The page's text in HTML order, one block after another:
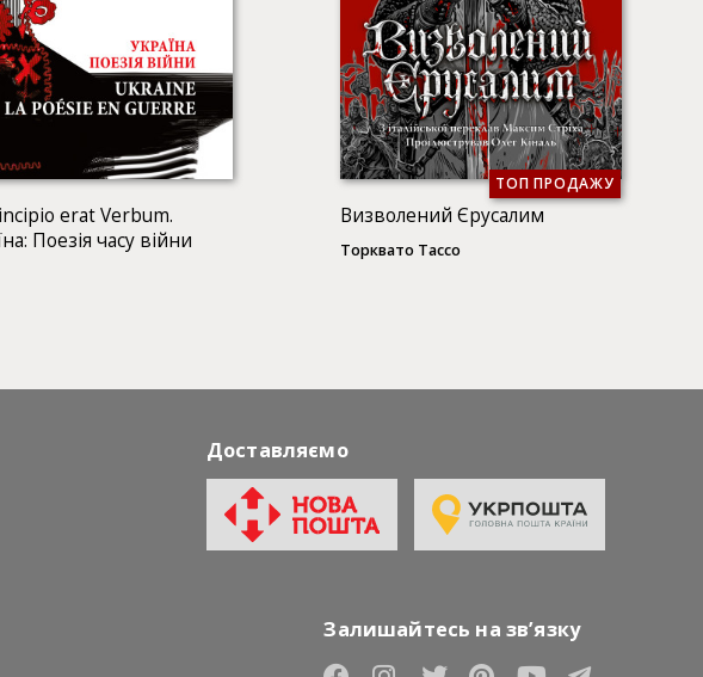
erat Verbum.
Поезія часу війни
ТОП ПРОДАЖУ
Визволений Єрусалим
Торквато Тассо
Доставляємо
Залишайтесь на зв’язку